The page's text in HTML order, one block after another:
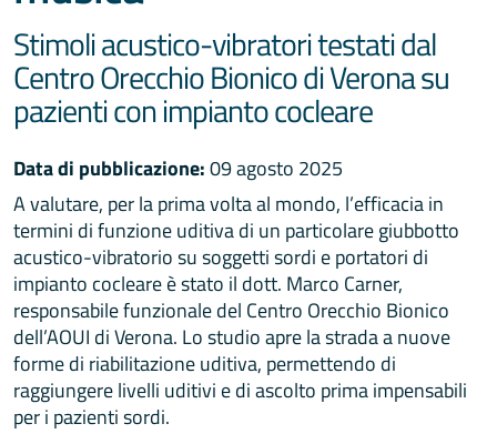
Stimoli acustico-vibratori testati dal
Centro Orecchio Bionico di Verona su
pazienti con impianto cocleare
Data di pubblicazione:09 agosto 2025
A valutare, per la prima volta al mondo, l’efficacia in
termini di funzione uditiva di un particolare giubbotto
acustico-vibratorio su soggetti sordi e portatori di
impianto cocleare è stato il dott. Marco Carner,
responsabile funzionale del Centro Orecchio Bionico
dell’AOUI di Verona. Lo studio apre la strada a nuove
forme di riabilitazione uditiva, permettendo di
raggiungere livelli uditivi e di ascolto prima impensabili
per i pazienti sordi.